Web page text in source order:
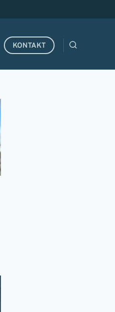
KONTAKT